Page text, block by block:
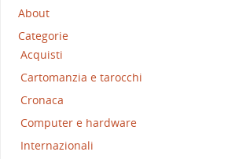
About
Categorie
Acquisti
Cartomanzia e tarocchi
Cronaca
Computer e hardware
Internazionali